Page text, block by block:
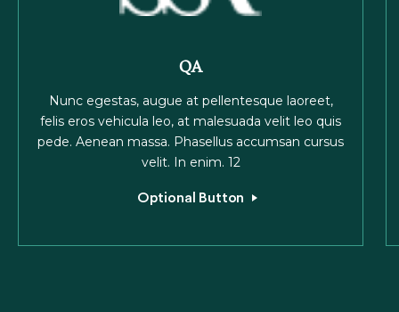
QA
Nunc egestas, augue at pellentesque laoreet,
felis eros vehicula leo, at malesuada velit leo quis
pede. Aenean massa. Phasellus accumsan cursus
velit. In enim. 12
Optional Button